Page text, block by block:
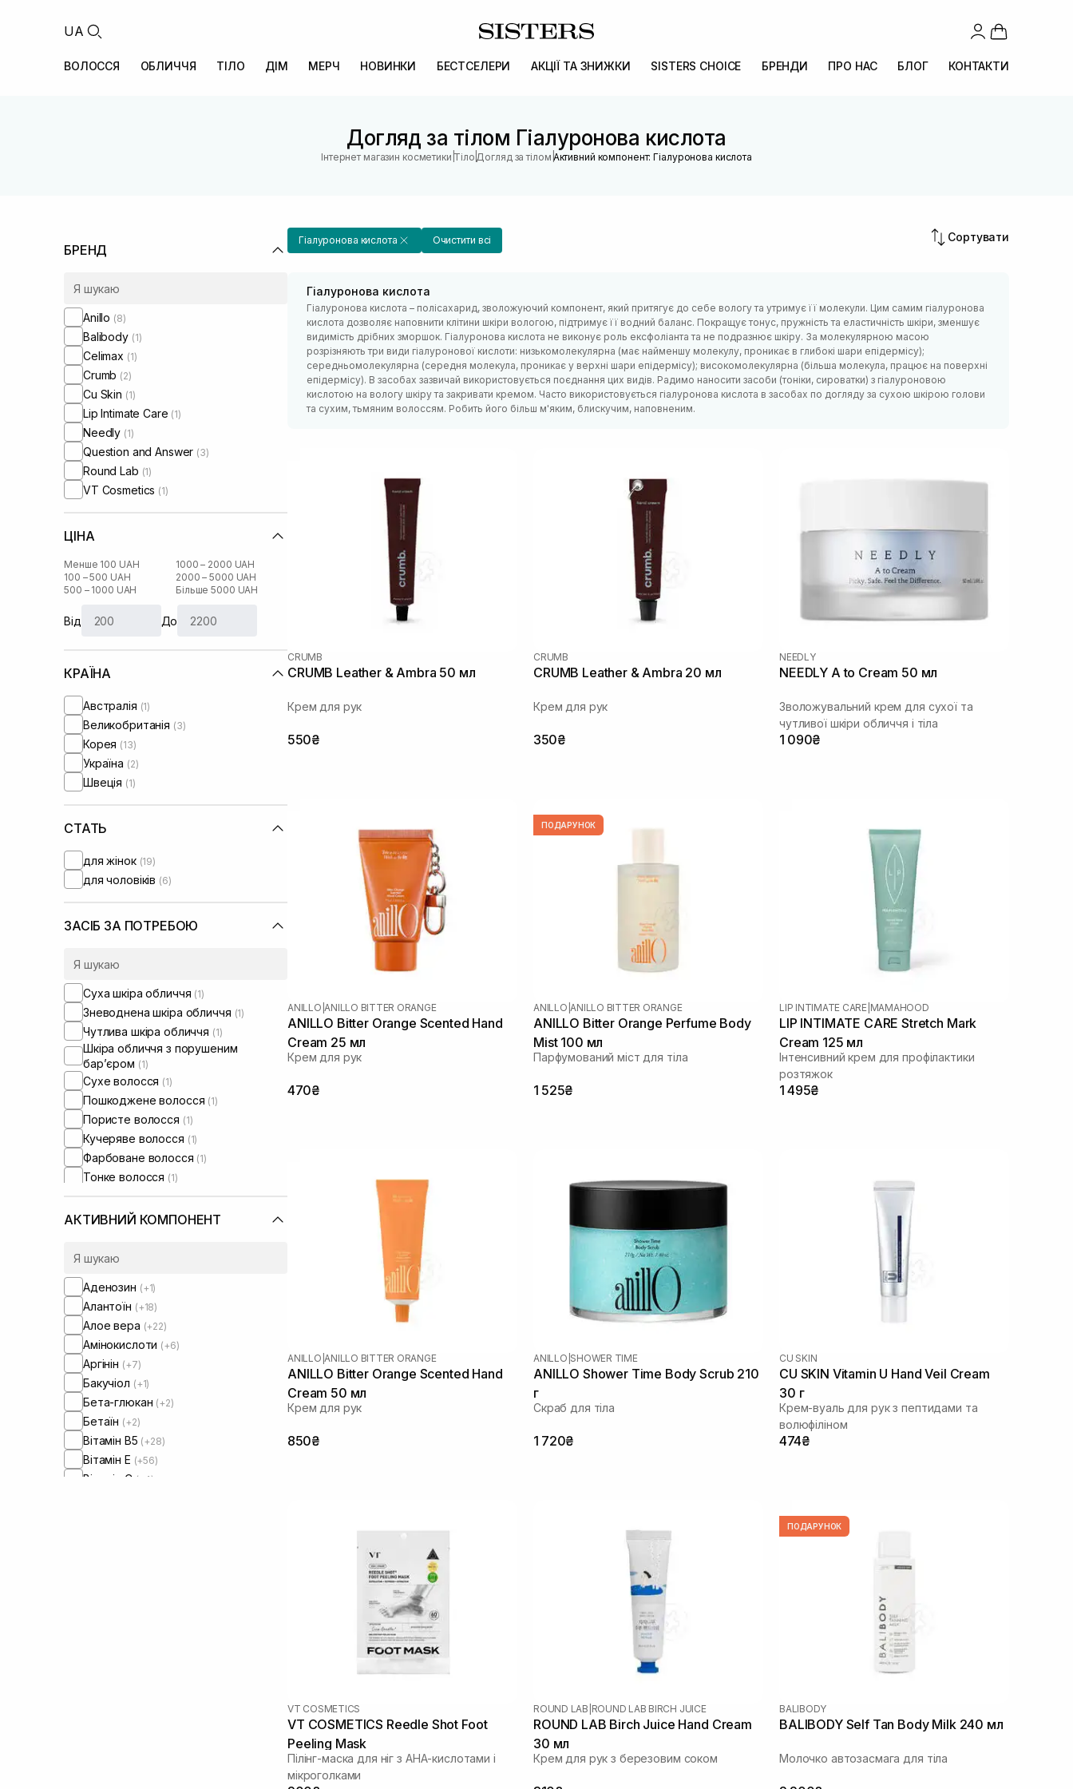
UA
ВОЛОССЯ ОБЛИЧЧЯ ТІЛО ДІМ МЕРЧ НОВИНКИ БЕСТСЕЛЕРИ АКЦІЇ ТА ЗНИЖКИ SISTERS CHOICE БРЕНДИ ПРО НАС БЛОГ КОНТАКТИ
Догляд за тілом Гіалуронова кислота
Інтернет магазин косметики |Тіло |Догляд за тілом |Активний компонент: Гіалуронова кислота
БРЕНД
Anillo (8)
Balibody (1)
Celimax (1)
Crumb (2)
Cu Skin (1)
Lip Intimate Care (1)
Needly (1)
Question and Answer (3)
Round Lab (1)
VT Cosmetics (1)
ЦІНА
Менше 100 UAH
100 – 500 UAH
500 – 1000 UAH
1000 – 2000 UAH
2000 – 5000 UAH
Більше 5000 UAH
Від До
КРАЇНА
Австралія (1)
Великобританія (3)
Корея (13)
Україна (2)
Швеція (1)
СТАТЬ
для жінок (19)
для чоловіків (6)
ЗАСІБ ЗА ПОТРЕБОЮ
Суха шкіра обличчя (1)
Зневоднена шкіра обличчя (1)
Чутлива шкіра обличчя (1)
Шкіра обличчя з порушеним
барʼєром (1)
Сухе волосся (1)
Пошкоджене волосся (1)
Пористе волосся (1)
Кучеряве волосся (1)
Фарбоване волосся (1)
Тонке волосся (1)
Ламке волосся(1)
Суха/зневоднена шкіра тіла
Проблемна шкіра тіла
АКТИВНИЙ КОМПОНЕНТ
Аденозин (+1)
Алантоїн (+18)
Алое вера (+22)
Амінокислоти (+6)
Аргінін (+7)
Бакучіол (+1)
Бета-глюкан (+2)
Бетаїн (+2)
Вітамін B5 (+28)
Вітамін Е (+56)
Вітамін C (+4)
Гіалуронова кислота Очистити всі Сортувати
Гіалуронова кислота
Гіалуронова кислота – полісахарид, зволожуючий компонент, який притягує до себе вологу та утримує її молекули. Цим самим гіалуронова
кислота дозволяє наповнити клітини шкіри вологою, підтримує її водний баланс. Покращує тонус, пружність та еластичність шкіри, зменшує
видимість дрібних зморшок. Гіалуронова кислота не виконує роль ексфоліанта та не подразнює шкіру. За молекулярною масою
розрізняють три види гіалуронової кислоти: низькомолекулярна (має найменшу молекулу, проникає в глибокі шари епідермісу);
середньомолекулярна (середня молекула, проникає у верхні шари епідермісу); високомолекулярна (більша молекула, працює на поверхні
епідермісу). В засобах зазвичай використовується поєднання цих видів. Радимо наносити засоби (тоніки, сироватки) з гіалуроновою
кислотою на вологу шкіру та закривати кремом. Часто використовується гіалуронова кислота в засобах по догляду за сухою шкірою голови
та сухим, тьмяним волоссям. Робить його більш м'яким, блискучим, наповненим.
CRUMB
CRUMB Leather & Ambra 50 мл
Крем для рук
550₴
CRUMB
CRUMB Leather & Ambra 20 мл
Крем для рук
350₴
NEEDLY
NEEDLY A to Cream 50 мл
Зволожувальний крем для сухої та
чутливої шкіри обличчя і тіла
1 090₴
ANILLO ANILLO BITTER ORANGE
ANILLO Bitter Orange Scented Hand
Cream 25 мл
Крем для рук
470₴
ПОДАРУНОК
ANILLO ANILLO BITTER ORANGE
ANILLO Bitter Orange Perfume Body
Mist 100 мл
Парфумований міст для тіла
1 525₴
LIP INTIMATE CARE MAMAHOOD
LIP INTIMATE CARE Stretch Mark
Cream 125 мл
Інтенсивний крем для профілактики
розтяжок
1 495₴
ANILLO ANILLO BITTER ORANGE
ANILLO Bitter Orange Scented Hand
Cream 50 мл
Крем для рук
850₴
ANILLO SHOWER TIME
ANILLO Shower Time Body Scrub 210
г
Скраб для тіла
1 720₴
CU SKIN
CU SKIN Vitamin U Hand Veil Cream
30 г
Крем-вуаль для рук з пептидами та
волюфіліном
474₴
VT COSMETICS
VT COSMETICS Reedle Shot Foot
Peeling Mask
Пілінг-маска для ніг з AHA-кислотами і
мікроголками
ROUND LAB ROUND LAB BIRCH JUICE
ROUND LAB Birch Juice Hand Cream
30 мл
Крем для рук з березовим соком
ПОДАРУНОК
BALIBODY
BALIBODY Self Tan Body Milk 240 мл
Молочко автозасмага для тіла